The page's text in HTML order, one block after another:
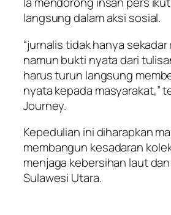
langsung dalam aksi sosial.
“jurnalis tidak hanya
namun bukti nyata dari
harus turun langsung
nyata kepada masyarakat,”
Journey.
Kepedulian ini diharapkan
membangun kesadaran
menjaga kebersihan laut
Sulawesi Utara.